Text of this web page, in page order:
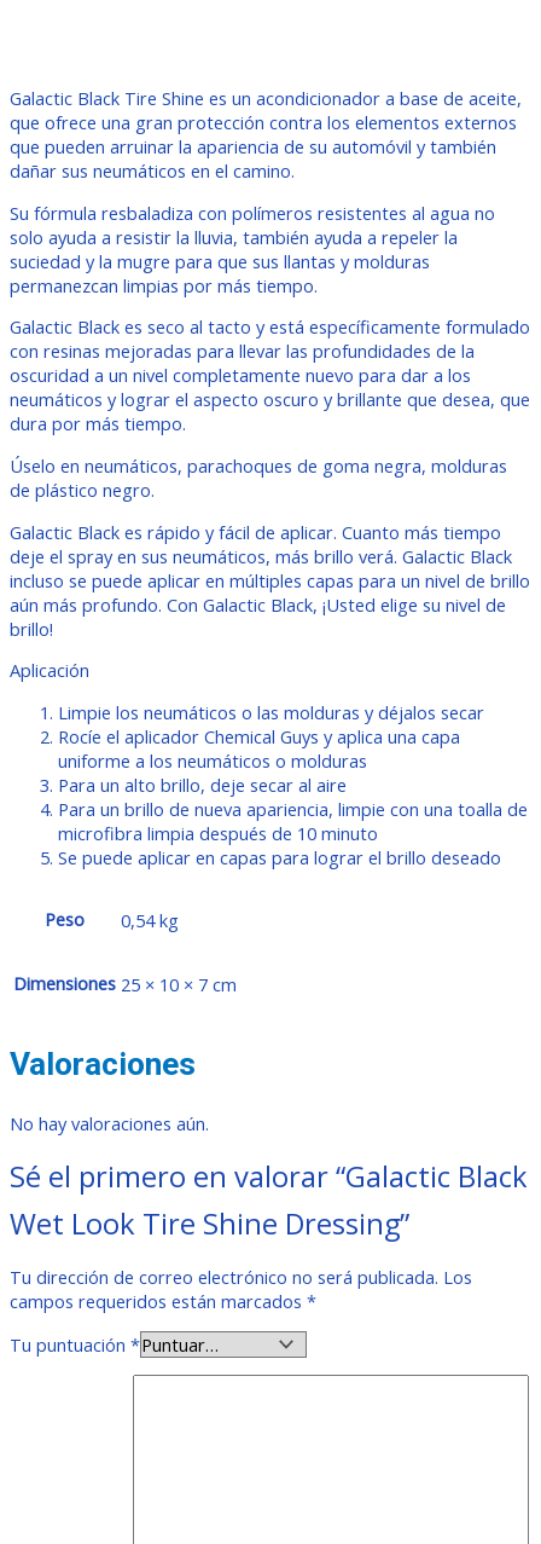
Galactic Black Tire Shine es un acondicionador a base de aceite,
que ofrece una gran protección contra los elementos externos
que pueden arruinar la apariencia de su automóvil y también
dañar sus neumáticos en el camino.
Su fórmula resbaladiza con polímeros resistentes al agua no
solo ayuda a resistir la lluvia, también ayuda a repeler la
suciedad y la mugre para que sus llantas y molduras
permanezcan limpias por más tiempo.
Galactic Black es seco al tacto y está específicamente formulado
con resinas mejoradas para llevar las profundidades de la
oscuridad a un nivel completamente nuevo para dar a los
neumáticos y lograr el aspecto oscuro y brillante que desea, que
dura por más tiempo.
Úselo en neumáticos, parachoques de goma negra, molduras
de plástico negro.
Galactic Black es rápido y fácil de aplicar. Cuanto más tiempo
deje el spray en sus neumáticos, más brillo verá. Galactic Black
incluso se puede aplicar en múltiples capas para un nivel de brillo
aún más profundo. Con Galactic Black, ¡Usted elige su nivel de
brillo!
Aplicación
Limpie los neumáticos o las molduras y déjalos secar
Rocíe el aplicador Chemical Guys y aplica una capa
uniforme a los neumáticos o molduras
Para un alto brillo, deje secar al aire
Para un brillo de nueva apariencia, limpie con una toalla de
microfibra limpia después de 10 minuto
Se puede aplicar en capas para lograr el brillo deseado
Peso 0,54 kg
Dimensiones 25 × 10 × 7 cm
Valoraciones
No hay valoraciones aún.
Sé el primero en valorar “Galactic Black
Wet Look Tire Shine Dressing”
Tu dirección de correo electrónico no será publicada. Los
campos requeridos están marcados *
Tu puntuación *